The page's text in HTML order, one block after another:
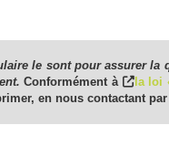
le sont pour assurer
Conformément à la loi
en nous contactant par